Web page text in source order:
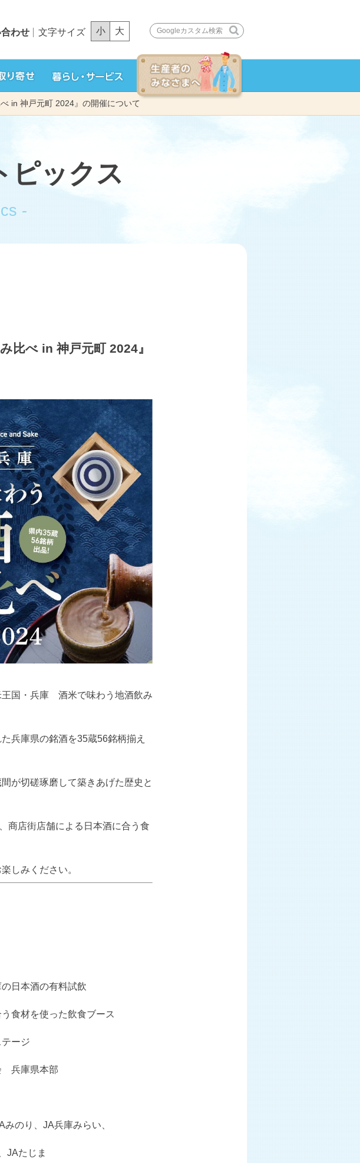
わせ 文字サイズ 小 大 Googleカスタム検索
組織概要
ロアリから家を守る
in 神戸元町 2024』の開催について
ピックス
-
比べ in 神戸元町 2024』
王国・兵庫 酒米で味わう地酒飲み
兵庫県の銘酒を35蔵56銘柄揃え
が切磋琢磨して築きあげた歴史と
商店街店舗による日本酒に合う食
しみください。
日本酒の有料試飲
材を使った飲食ブース
ージ
兵庫県本部
みのり、 JA兵庫みらい、
JAたじま